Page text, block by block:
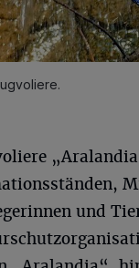
und